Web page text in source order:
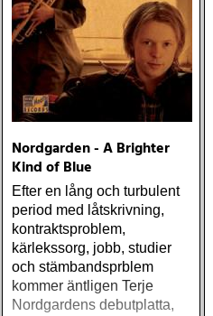
Nordgarden - A Brighter
Kind of Blue
Efter en lång och turbulent
period med låtskrivning,
kontraktsproblem,
kärlekssorg, jobb, studier
och stämbandsprblem
kommer äntligen Terje
Nordgardens debutplatta,